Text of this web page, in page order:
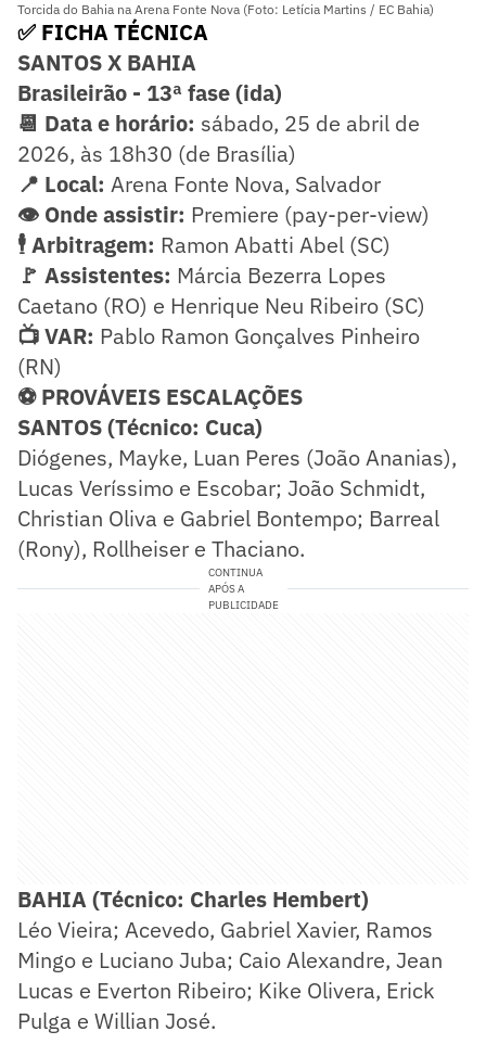
Torcida do Bahia na Arena Fonte Nova (Foto: Letícia Martins / EC Bahia)
✅ FICHA TÉCNICA
SANTOS X BAHIA
Brasileirão - 13ª fase (ida)
📆 Data e horário: sábado, 25 de abril de
2026, às 18h30 (de Brasília)
📍 Local: Arena Fonte Nova, Salvador
👁️ Onde assistir: Premiere (pay-per-view)
🕴️ Arbitragem: Ramon Abatti Abel (SC)
🚩 Assistentes: Márcia Bezerra Lopes
Caetano (RO) e Henrique Neu Ribeiro (SC)
📺 VAR: Pablo Ramon Gonçalves Pinheiro
(RN)
⚽ PROVÁVEIS ESCALAÇÕES
SANTOS (Técnico: Cuca)
Diógenes, Mayke, Luan Peres (João Ananias),
Lucas Veríssimo e Escobar; João Schmidt,
Christian Oliva e Gabriel Bontempo; Barreal
(Rony), Rollheiser e Thaciano.
CONTINUA
APÓS A
PUBLICIDADE
BAHIA (Técnico: Charles Hembert)
Léo Vieira; Acevedo, Gabriel Xavier, Ramos
Mingo e Luciano Juba; Caio Alexandre, Jean
Lucas e Everton Ribeiro; Kike Olivera, Erick
Pulga e Willian José.